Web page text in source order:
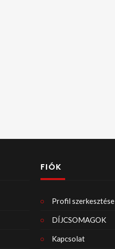
FIÓK
Profil szerkesztése
DÍJCSOMAGOK
Kapcsolat